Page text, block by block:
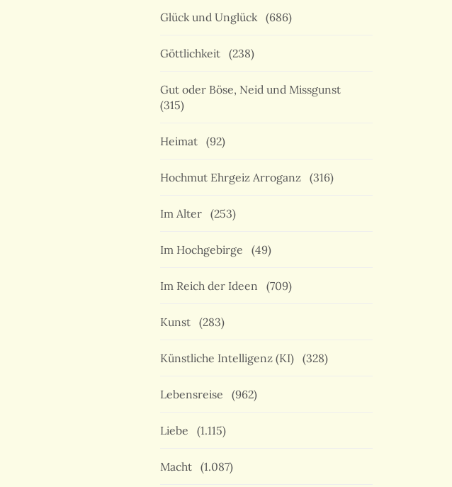
Glück und Unglück (686)
Göttlichkeit (238)
Gut oder Böse, Neid und Missgunst
(315)
Heimat (92)
Hochmut Ehrgeiz Arroganz (316)
Im Alter (253)
Im Hochgebirge (49)
Im Reich der Ideen (709)
Kunst (283)
Künstliche Intelligenz (KI) (328)
Lebensreise (962)
Liebe (1.115)
Macht (1.087)